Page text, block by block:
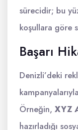
sürecidir; bu
koşullara göre
Başarı
Denizli’deki
Örneğin, XYZ
hazırladığı